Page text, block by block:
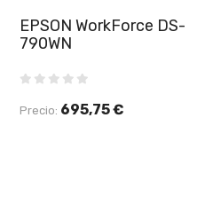
EPSON WorkForce DS-
790WN
Precio: 695,75 €